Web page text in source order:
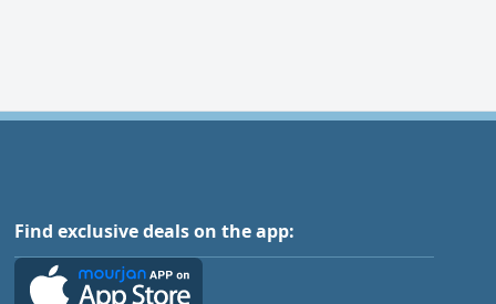
Find exclusive deals on the app: